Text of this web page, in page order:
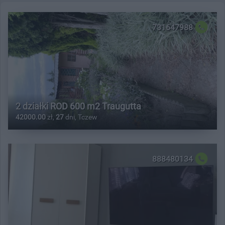
731647988
2 działki ROD 600 m2 Traugutta
42000.00 zł, 27 dni, Tczew
888480134